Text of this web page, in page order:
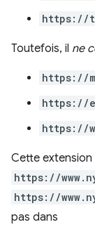
https://
Toutefois, il ne
https://
https://
https://
Cette
https://
https://
pas dans